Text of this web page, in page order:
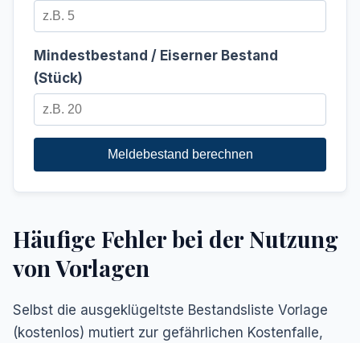
Mindestbestand / Eiserner Bestand
(Stück)
Meldebestand berechnen
Häufige Fehler bei der Nutzung
von Vorlagen
Selbst die ausgeklügeltste Bestandsliste Vorlage
(kostenlos) mutiert zur gefährlichen Kostenfalle,